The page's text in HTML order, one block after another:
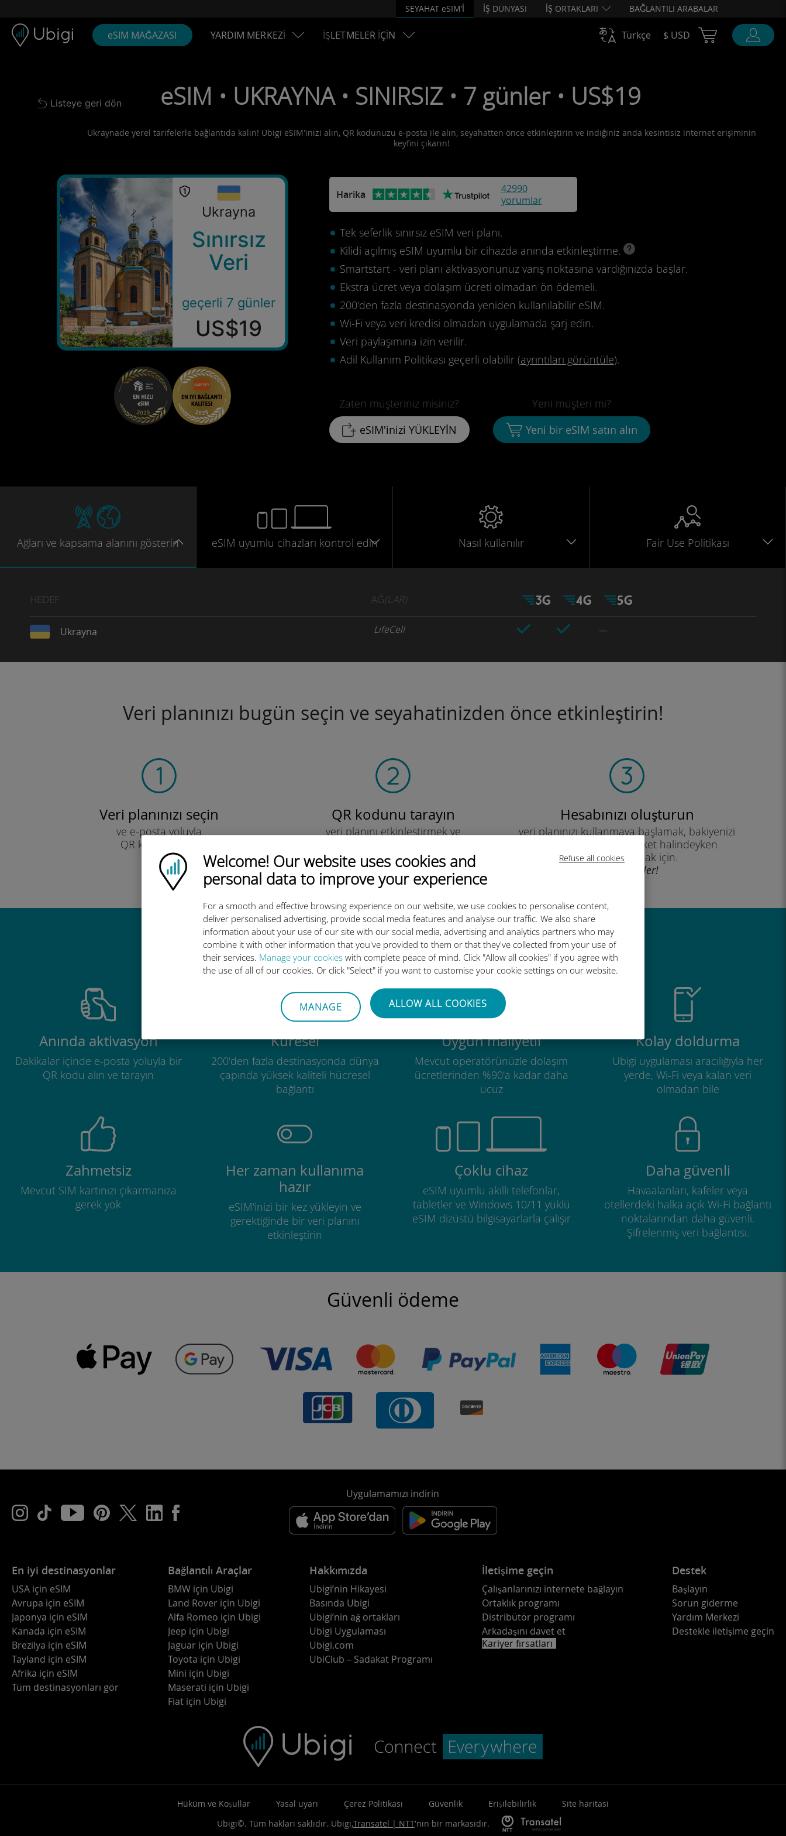
Refuse all cookies
Ubigi logo
Welcome! Our website uses cookies and
personal data to improve your experience
For a smooth and effective browsing experience on our website, we use cookies to personalise content,
deliver personalised advertising, provide social media features and analyse our traffic. We also share
information about your use of our site with our social media, advertising and analytics partners who may
combine it with other information that you've provided to them or that they've collected from your use of
their services. Manage your cookies with complete peace of mind. Click "Allow all cookies" if you agree with
the use of all of our cookies. Or click "Select" if you want to customise your cookie settings on our website.
MANAGE ALLOW ALL COOKIES
SEYAHAT eSIM’İ İŞ DÜNYASI İŞ ORTAKLARI BAĞLANTILI ARABALAR
eSIM MAĞAZASI YARDIM MERKEZİ İŞLETMELER İÇİN Türkçe $ USD Cart Ubigi
Back to list
Listeye geri dön eSIM • UKRAYNA • SINIRSIZ • 7 günler • US$19
Ukraynade yerel tarifelerle bağlantıda kalın! Ubigi eSIM'inizi alın, QR kodunuzu e-posta ile alın, seyahatten önce etkinleştirin ve indiğiniz anda kesintisiz internet erişiminin
keyfini çıkarın!
Ukrayna
Sınırsız
Veri
geçerli 7 günler
US$19
Harika
42990
yorumlar
Tek seferlik sınırsız eSIM veri planı.
Kilidi açılmış eSIM uyumlu bir cihazda anında etkinleştirme.
Smartstart - veri planı aktivasyonunuz varış noktasına vardığınızda başlar.
Ekstra ücret veya dolaşım ücreti olmadan ön ödemeli.
200'den fazla destinasyonda yeniden kullanılabilir eSIM.
Wi-Fi veya veri kredisi olmadan uygulamada şarj edin.
Veri paylaşımına izin verilir.
Adil Kullanım Politikası geçerli olabilir (ayrıntıları görüntüle).
Zaten müşteriniz misiniz?
eSIM'inizi YÜKLEYİN
Yeni müşteri mi?
Yeni bir eSIM satın alın
Ağları ve kapsama alanını gösterin eSIM uyumlu cihazları kontrol edin Nasıl kullanılır Fair Use Politikası
HEDEF AĞ(LAR)
Ukrayna LifeCell
Veri planınızı bugün seçin ve seyahatinizden önce etkinleştirin!
Veri planınızı seçin
ve e-posta yoluyla
QR kodu ile alın.
Hızlı!
QR kodunu tarayın
veri planını etkinleştirmek ve
Hesabınızı oluşturun
veri planınızı kullanmaya başlamak, bakiyenizi
kontrol etmek ve hareket halindeyken
yükleme yapmak için.
İyi eğlenceler!
Ubigi uluslararası eSIM neden bu kadar harika
Anında aktivasyon
Dakikalar içinde e-posta yoluyla bir
QR kodu alın ve tarayın
Küresel
200'den fazla destinasyonda dünya
çapında yüksek kaliteli hücresel
bağlantı
Uygun maliyetli
Mevcut operatörünüzle dolaşım
ücretlerinden %90'a kadar daha
ucuz
Kolay doldurma
Ubigi uygulaması aracılığıyla her
yerde, Wi-Fi veya kalan veri
olmadan bile
Zahmetsiz
Mevcut SIM kartınızı çıkarmanıza
gerek yok
Her zaman kullanıma
hazır
eSIM'inizi bir kez yükleyin ve
gerektiğinde bir veri planını
etkinleştirin
Çoklu cihaz
eSIM uyumlu akıllı telefonlar,
tabletler ve Windows 10/11 yüklü
eSIM dizüstü bilgisayarlarla çalışır
Daha güvenli
Havaalanları, kafeler veya
otellerdeki halka açık Wi-Fi bağlantı
noktalarından daha güvenli.
Şifrelenmiş veri bağlantısı.
Güvenli ödeme
Uygulamamızı indirin
En iyi destinasyonlar
USA için eSIM
Avrupa için eSIM
Japonya için eSIM
Kanada için eSIM
Brezilya için eSIM
Tayland için eSIM
Afrika için eSIM
Tüm destinasyonları gör
Bağlantılı Araçlar
BMW için Ubigi
Land Rover için Ubigi
Alfa Romeo için Ubigi
Jeep için Ubigi
Jaguar için Ubigi
Toyota için Ubigi
Mini için Ubigi
Maserati için Ubigi
Fiat için Ubigi
Hakkımızda
Ubigi’nin Hikayesi
Basında Ubigi
Ubigi’nin ağ ortakları
Ubigi Uygulaması
Ubigi.com
UbiClub – Sadakat Programı
İletişime geçin
Çalışanlarınızı internete bağlayın
Ortaklık programı
Distribütör programı
Arkadaşını davet et
Kariyer fırsatları
Destek
Başlayın
Sorun giderme
Yardım Merkezi
Destekle iletişime geçin
Hüküm ve Koşullar Yasal uyarı Çerez Politikası Güvenlik Erişilebilirlik
Site haritasi
Ubigi©. Tüm hakları saklıdır. Ubigi,Transatel | NTT'nin bir markasıdır.